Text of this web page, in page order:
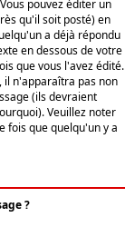
pouvez éditer un
qu'il soit posté) en
a déjà répondu
en dessous de votre
que vous l'avez édité.
il n'apparaîtra pas non
(ils devraient
Veuillez noter
fois que quelqu'un y a
?